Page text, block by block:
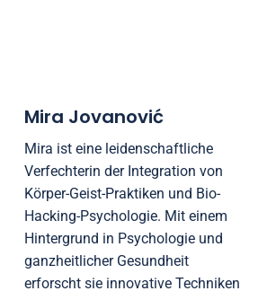
Mira Jovanović
Mira ist eine leidenschaftliche
Verfechterin der Integration von
Körper-Geist-Praktiken und Bio-
Hacking-Psychologie. Mit einem
Hintergrund in Psychologie und
ganzheitlicher Gesundheit
erforscht sie innovative Techniken